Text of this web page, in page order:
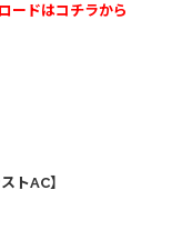
ードはコチラから
トAC】